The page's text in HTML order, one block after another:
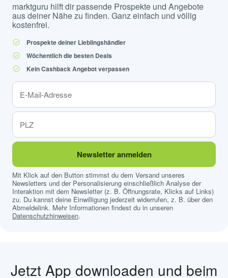
marktguru hilft dir passende Prospekte und Angebote
aus deiner Nähe zu finden. Ganz einfach und völlig
kostenfrei.
Prospekte deiner Lieblingshändler
Wöchentlich die besten Deals
Kein Cashback Angebot verpassen
Newsletter anmelden
Mit Klick auf den Button stimmst du dem Versand unseres
Newsletters und der Personalisierung einschließlich Analyse der
Interaktion mit dem Newsletter (z. B. Öffnungsrate, Klicks auf Links)
zu. Du kannst deine Einwilligung jederzeit widerrufen, z. B. über den
Abmeldelink. Mehr Informationen findest du in unseren
Datenschutzhinweisen.
Jetzt App downloaden und beim